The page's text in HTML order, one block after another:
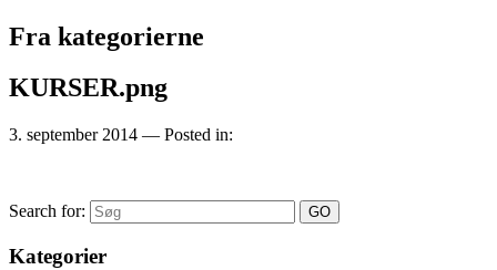
Fra kategorierne
KURSER.png
3. september 2014 — Posted in:
Search for:
Kategorier